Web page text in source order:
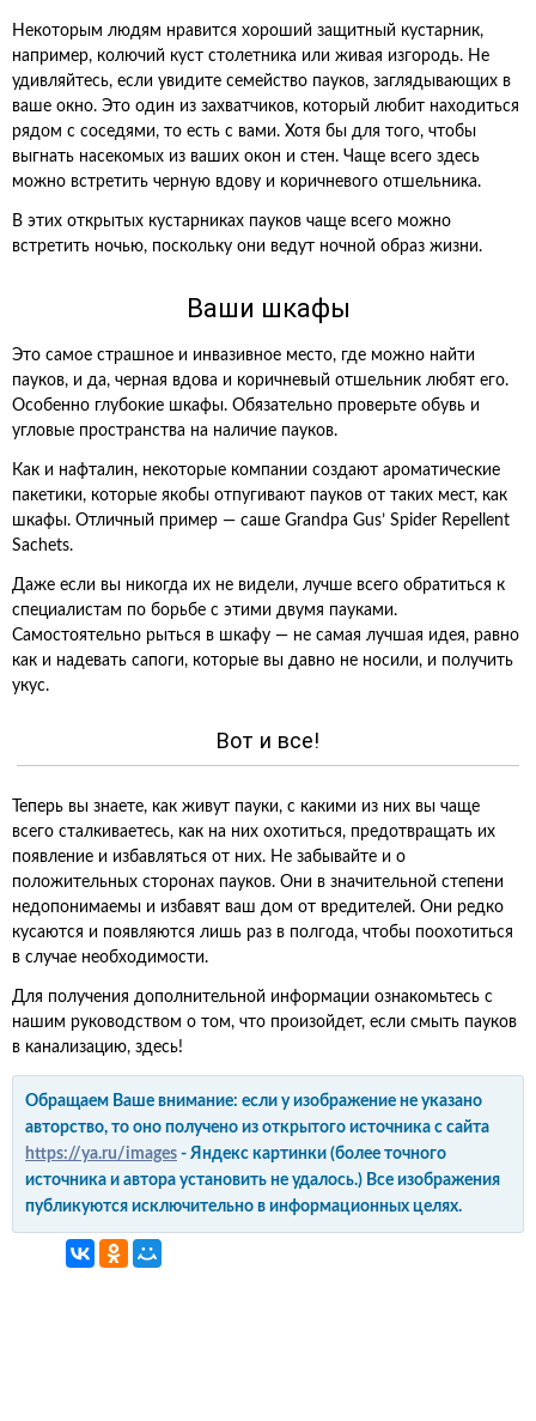
Некоторым людям нравится хороший защитный кустарник,
например, колючий куст столетника или живая изгородь. Не
удивляйтесь, если увидите семейство пауков, заглядывающих в
ваше окно. Это один из захватчиков, который любит находиться
рядом с соседями, то есть с вами. Хотя бы для того, чтобы
выгнать насекомых из ваших окон и стен. Чаще всего здесь
можно встретить черную вдову и коричневого отшельника.
В этих открытых кустарниках пауков чаще всего можно
встретить ночью, поскольку они ведут ночной образ жизни.
Ваши шкафы
Это самое страшное и инвазивное место, где можно найти
пауков, и да, черная вдова и коричневый отшельник любят его.
Особенно глубокие шкафы. Обязательно проверьте обувь и
угловые пространства на наличие пауков.
Как и нафталин, некоторые компании создают ароматические
пакетики, которые якобы отпугивают пауков от таких мест, как
шкафы. Отличный пример — саше Grandpa Gus’ Spider Repellent
Sachets.
Даже если вы никогда их не видели, лучше всего обратиться к
специалистам по борьбе с этими двумя пауками.
Самостоятельно рыться в шкафу — не самая лучшая идея, равно
как и надевать сапоги, которые вы давно не носили, и получить
укус.
Вот и все!
Теперь вы знаете, как живут пауки, с какими из них вы чаще
всего сталкиваетесь, как на них охотиться, предотвращать их
появление и избавляться от них. Не забывайте и о
положительных сторонах пауков. Они в значительной степени
недопонимаемы и избавят ваш дом от вредителей. Они редко
кусаются и появляются лишь раз в полгода, чтобы поохотиться
в случае необходимости.
Для получения дополнительной информации ознакомьтесь с
нашим руководством о том, что произойдет, если смыть пауков
в канализацию, здесь!
Обращаем Ваше внимание: если у изображение не указано
авторство, то оно получено из открытого источника с сайта
https://ya.ru/images - Яндекс картинки (более точного
источника и автора установить не удалось.) Все изображения
публикуются исключительно в информационных целях.